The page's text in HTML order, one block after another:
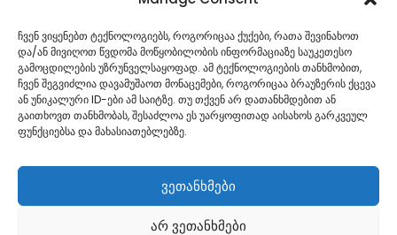
ჩვენ ვიყენებთ ტექნოლოგიებს, როგორიცაა ქუქები, რათა შევინახოთ
და/ან მივიღოთ წვდომა მოწყობილობის ინფორმაციაზე საუკეთესო
გამოცდილების უზრუნველსაყოფად. ამ ტექნოლოგიების თანხმობით,
ჩვენ შეგვიძლია დავამუშაოთ მონაცემები, როგორიცაა ბრაუზერის ქცევა
ან უნიკალური ID-ები ამ საიტზე. თუ თქვენ არ დათანხმდებით ან
გაითხოვთ თანხმობას, შესაძლოა ეს უარყოფითად აისახოს გარკვეულ
ფუნქციებსა და მახასიათებლებზე.
ვეთანხმები
არ ვეთანხმები